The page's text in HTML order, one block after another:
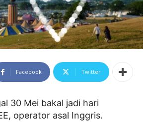
Facebook Twitter
30 Mei bakal jadi hari
operator asal Inggris.